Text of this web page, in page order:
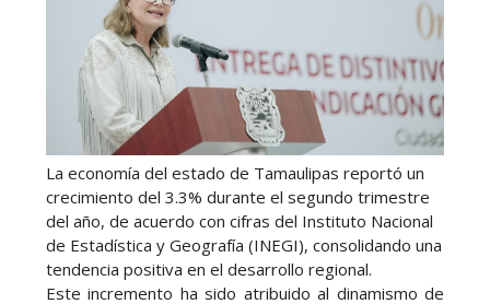
La economía del estado de Tamaulipas reportó un
crecimiento del 3.3% durante el segundo trimestre
del año, de acuerdo con cifras del Instituto Nacional
de Estadística y Geografía (INEGI), consolidando una
tendencia positiva en el desarrollo regional.
Este incremento ha sido atribuido al dinamismo de